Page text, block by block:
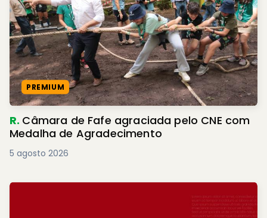
PREMIUM
R. Câmara de Fafe agraciada pelo CNE com
Medalha de Agradecimento
5 agosto 2026